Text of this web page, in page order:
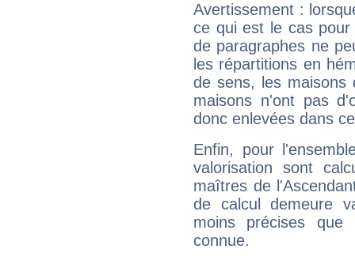
Avertissement :
ce qui est le cas
de paragraphes ne
les répartitions en
de sens, les maisons
maisons n'ont pas
donc enlevées dans
Enfin, pour
valorisation sont
maîtres de
de calcul demeure
moins précises que
connue.